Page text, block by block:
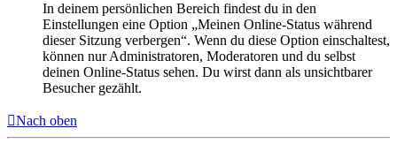
In deinem persönlichen Bereich findest du in den
Einstellungen eine Option „Meinen Online-Status während
dieser Sitzung verbergen“. Wenn du diese Option einschaltest,
können nur Administratoren, Moderatoren und du selbst
deinen Online-Status sehen. Du wirst dann als unsichtbarer
Besucher gezählt.
Nach oben